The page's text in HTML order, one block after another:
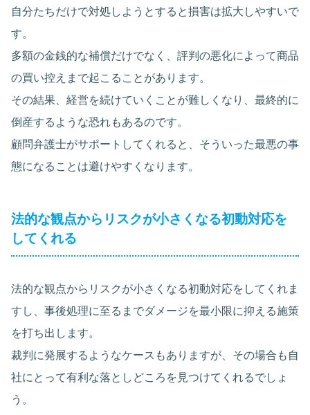
自分たちだけで対処しようとすると損害は拡大しやすいで
す。
多額の金銭的な補償だけでなく、評判の悪化によって商品
の買い控えまで起こることがあります。
その結果、経営を続けていくことが難しくなり、最終的に
倒産するような恐れもあるのです。
顧問弁護士がサポートしてくれると、そういった最悪の事
態になることは避けやすくなります。
法的な観点からリスクが小さくなる初動対応を
してくれる
法的な観点からリスクが小さくなる初動対応をしてくれま
すし、事後処理に至るまでダメージを最小限に抑える施策
を打ち出します。
裁判に発展するようなケースもありますが、その場合も自
社にとって有利な落としどころを見つけてくれるでしょ
う。